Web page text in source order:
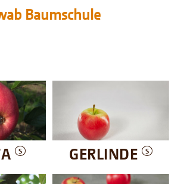
Baumschule
S GERLINDE S